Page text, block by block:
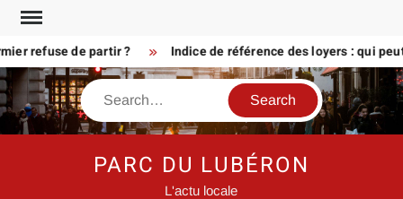
Skip
contentrefuse de partir ? Indice de référence des loyers : qui
Search
PARC DU LUBÉRON
L'actu locale